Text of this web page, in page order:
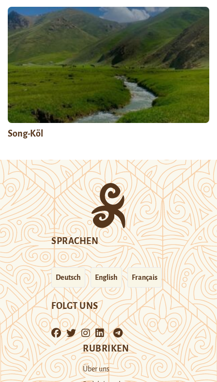
Song-Köl
SPRACHEN
Deutsch English Français
FOLGT UNS
RUBRIKEN
Über uns